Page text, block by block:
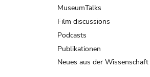
MuseumTalks
Film discussions
Podcasts
Publikationen
Neues aus der Wissenschaft